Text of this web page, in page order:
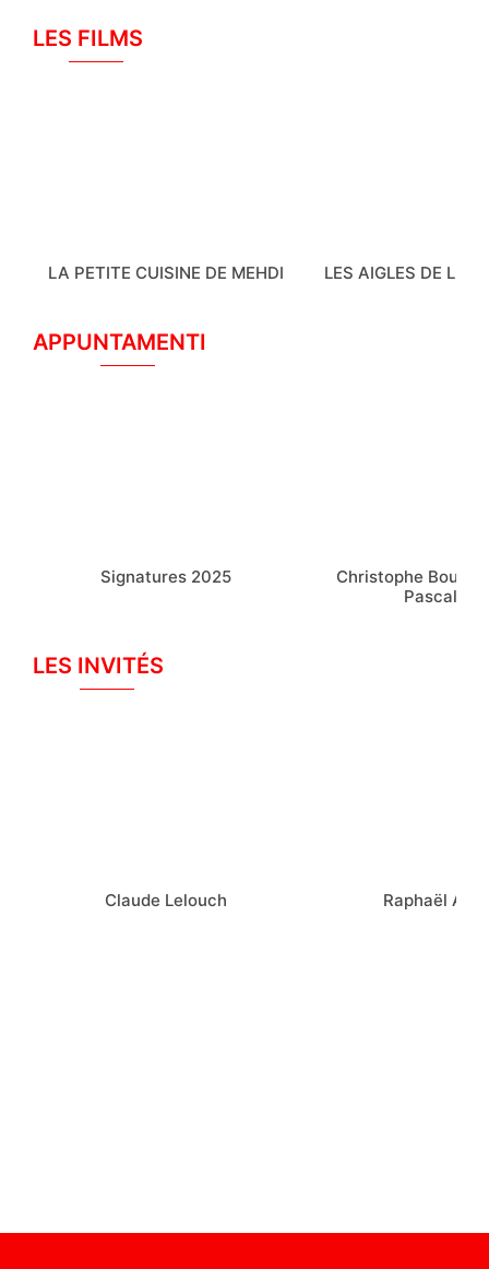
LES FILMS
LA PETITE CUISINE DE MEHDI LES AIGLES DE LA
APPUNTAMENTI
Signatures 2025
Christophe
Pascal
LES INVITÉS
Claude Lelouch Raphaël